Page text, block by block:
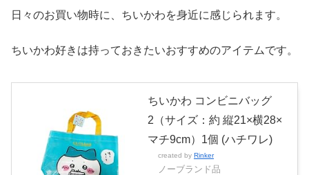
日々のお買い物時に、ちいかわを身近に感じられます。
ちいかわ好きは持っておきたいおすすめのアイテムです。
ちいかわ コンビニバッグ
2（サイズ：約 縦21×横28×
マチ9cm）1個 (ハチワレ)
created by Rinker
ノーブランド品